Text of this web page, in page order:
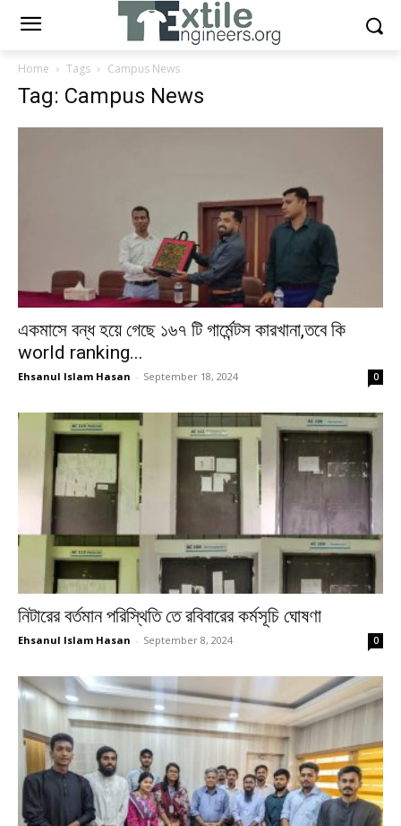
Home Tags Campus News
Tag: Campus News
একমাসে বন্ধ হয়ে গেছে ১৬৭ টি গার্মেন্টস কারখানা,তবে কি
world ranking...
Ehsanul Islam Hasan - September 18, 2024 0
নিটারের বর্তমান পরিস্থিতি তে রবিবারের কর্মসূচি ঘোষণা
Ehsanul Islam Hasan - September 8, 2024 0